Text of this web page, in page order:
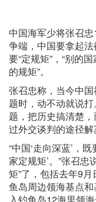
中国海军少将张召
争端，中国要拿起
要“定规矩”，“别的
的规矩”。
张召忠称，当今中
题时，动不动就说
题，把历史搞清楚
过外交谈判的途径解
“中国‘走向深蓝’，
家定规矩’。”张召
矩”了，包括去年9
鱼岛周边领海基点